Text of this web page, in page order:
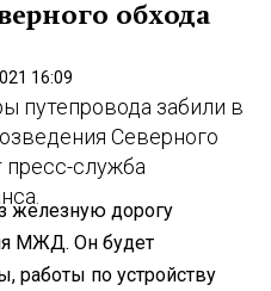
обхода
16:09
путепровода забили в
Северного
пресс-служба
железную дорогу
МЖД. Он будет
работы по устройству